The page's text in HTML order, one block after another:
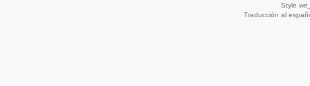
Style
Traducción al